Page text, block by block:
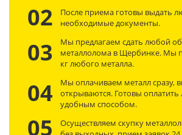
02
После приема готовы выдать
необходимые документы.
03
Мы предлагаем сдать любой
металлолома в Щербинке. Мы
кг любого металла.
04
Мы оплачиваем металл сразу,
открываются. Готовы
удобным способом.
05
Осуществляем скупку